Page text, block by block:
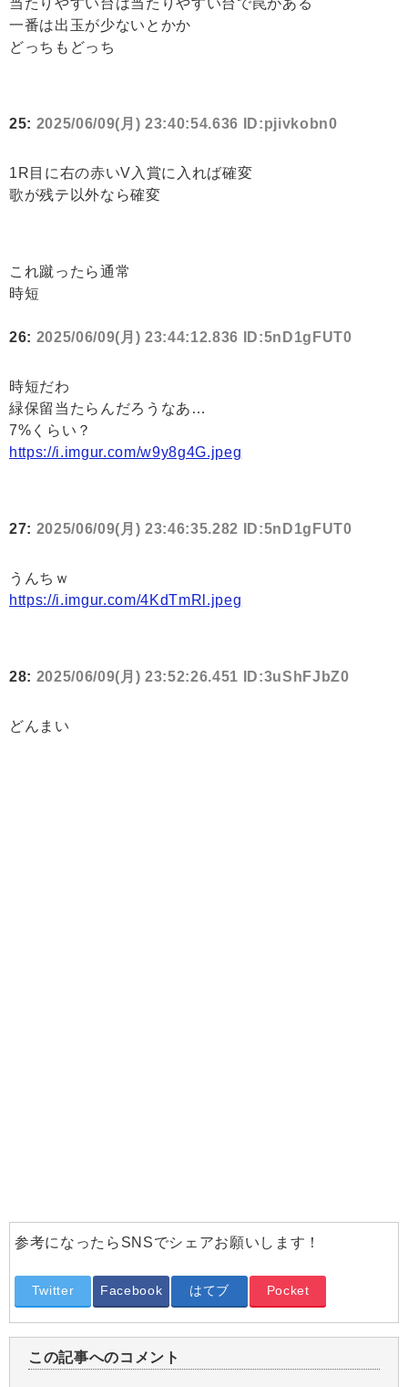
当たりやすい台は当たりやすい台で罠がある
一番は出玉が少ないとかか
どっちもどっち
25: 2025/06/09(月) 23:40:54.636 ID:pjivkobn0
1R目に右の赤いV入賞に入れば確変
歌が残テ以外なら確変
これ蹴ったら通常
時短
26: 2025/06/09(月) 23:44:12.836 ID:5nD1gFUT0
時短だわ
緑保留当たらんだろうなあ…
7%くらい？
https://i.imgur.com/w9y8g4G.jpeg
27: 2025/06/09(月) 23:46:35.282 ID:5nD1gFUT0
うんちｗ
https://i.imgur.com/4KdTmRl.jpeg
28: 2025/06/09(月) 23:52:26.451 ID:3uShFJbZ0
どんまい
参考になったらSNSでシェアお願いします！
Twitter Facebook はてブ Pocket
この記事へのコメント